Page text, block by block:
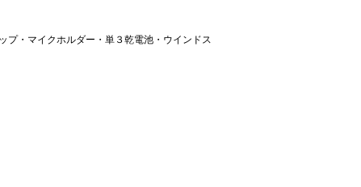
プ・マイクホルダー・単３乾電池・ウインドス